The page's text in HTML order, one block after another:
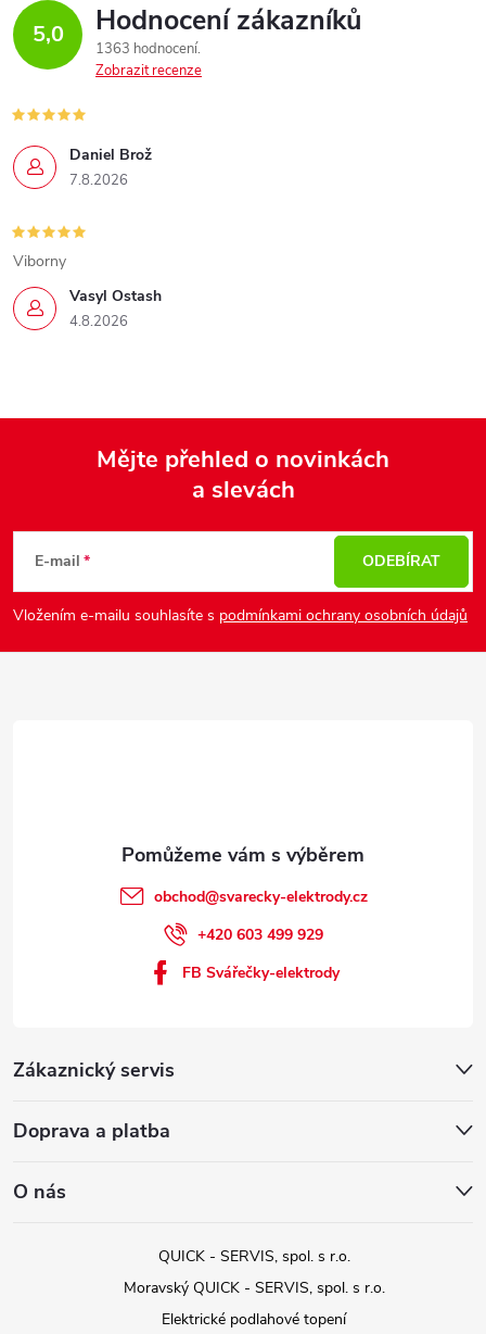
5,0 Hodnocení zákazníků
1363 hodnocení
Zobrazit recenze
Daniel Brož
7.8.2026
Vasyl Ostash
4.8.2026
Viborny
Mějte přehled o novinkách
a slevách
E-mail
Vložením e-mailu souhlasíte s podmínkami ochrany osobních údajů
ODEBÍRAT
Zákaznický servis
Doprava a platba
O nás
obchod@svarecky-elektrody.cz
+420 603 499 929
FB Svářečky-elektrody
QUICK - SERVIS, spol. s r.o.
Moravský QUICK - SERVIS, spol. s r.o.
Elektrické podlahové topení